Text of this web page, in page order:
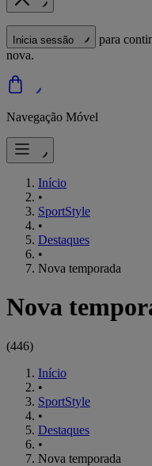
Inicia sessão
para
nova.
Navegação Móvel
Início
•
SportStyle
•
Destaques
•
Nova temporada
Nova
(446)
Início
•
SportStyle
•
Destaques
•
Nova temporada